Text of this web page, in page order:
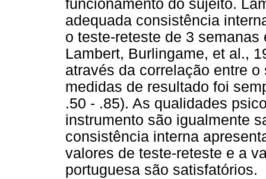
funcionamento do sujeito.
adequada consistência
o teste-reteste de 3
Lambert, Burlingame, et al.,
através da correlação entre
medidas de resultado foi
.50 - .85). As qualidades
instrumento são igualmente
consistência interna
valores de teste-reteste e a
portuguesa são satisfatórios.